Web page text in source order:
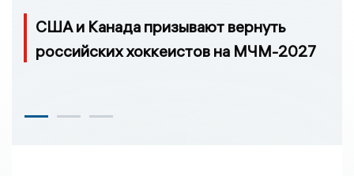
США и Канада призывают вернуть
российских хоккеистов на МЧМ-2027